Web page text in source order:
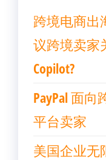
跨境电商出
议跨境卖家
Copilot?
PayPal 面向
平台卖家
美国企业无